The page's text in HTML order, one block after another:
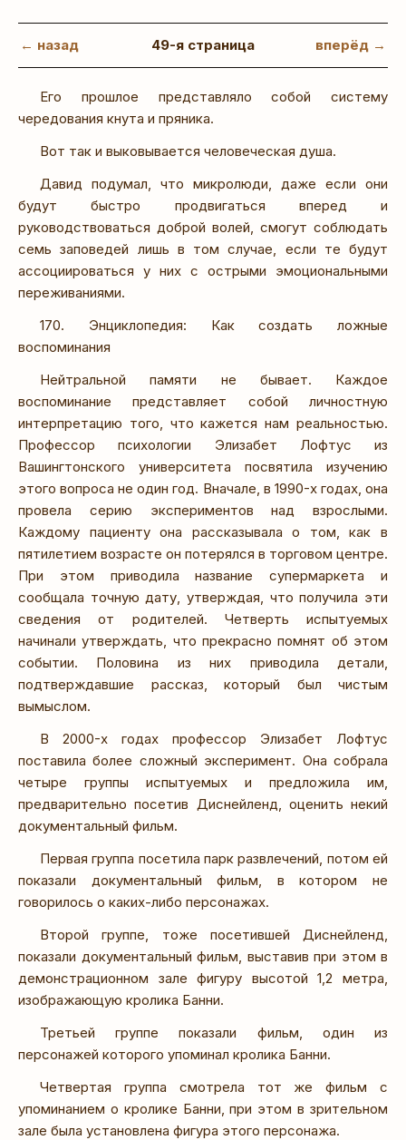
← назад 49-я страница вперёд →
Его прошлое представляло собой систему
чередования кнута и пряника.
Вот так и выковывается человеческая душа.
Давид подумал, что микролюди, даже если они
будут быстро продвигаться вперед и
руководствоваться доброй волей, смогут соблюдать
семь заповедей лишь в том случае, если те будут
ассоциироваться у них с острыми эмоциональными
переживаниями.
170. Энциклопедия: Как создать ложные
воспоминания
Нейтральной памяти не бывает. Каждое
воспоминание представляет собой личностную
интерпретацию того, что кажется нам реальностью.
Профессор психологии Элизабет Лофтус из
Вашингтонского университета посвятила изучению
этого вопроса не один год. Вначале, в 1990-х годах, она
провела серию экспериментов над взрослыми.
Каждому пациенту она рассказывала о том, как в
пятилетием возрасте он потерялся в торговом центре.
При этом приводила название супермаркета и
сообщала точную дату, утверждая, что получила эти
сведения от родителей. Четверть испытуемых
начинали утверждать, что прекрасно помнят об этом
событии. Половина из них приводила детали,
подтверждавшие рассказ, который был чистым
вымыслом.
В 2000-х годах профессор Элизабет Лофтус
поставила более сложный эксперимент. Она собрала
четыре группы испытуемых и предложила им,
предварительно посетив Диснейленд, оценить некий
документальный фильм.
Первая группа посетила парк развлечений, потом ей
показали документальный фильм, в котором не
говорилось о каких-либо персонажах.
Второй группе, тоже посетившей Диснейленд,
показали документальный фильм, выставив при этом в
демонстрационном зале фигуру высотой 1,2 метра,
изображающую кролика Банни.
Третьей группе показали фильм, один из
персонажей которого упоминал кролика Банни.
Четвертая группа смотрела тот же фильм с
упоминанием о кролике Банни, при этом в зрительном
зале была установлена фигура этого персонажа.